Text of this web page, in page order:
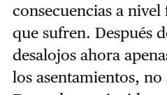
consecuencias a
que sufren. Después
desalojos ahora
los asentamientos, no